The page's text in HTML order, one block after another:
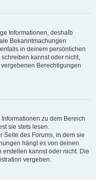
Informationen, deshalb
Bekanntmachungen
in deinem persönlichen
kannst oder nicht,
Berechtigungen
zu dem Bereich
sie stets lesen.
Seite des Forums, in dem sie
hängt es von deinen
kannst oder nicht. Die
vergeben.